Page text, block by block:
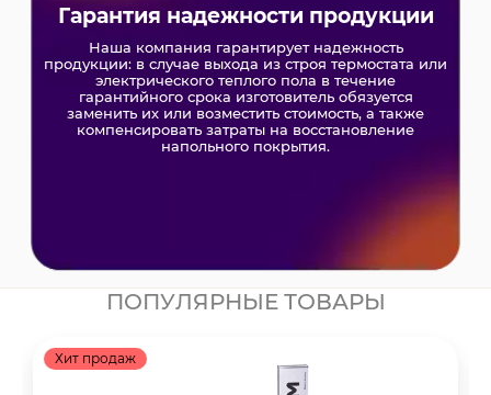
аналогичный товар дешевле — сообщите нам и
получите на него
дополнительную скидку 5%
Обеспечиваемкачественную сервисную
поддержкунаших клиентов на всех этапах
жизненного цикла оборудования
Гарантия надежности продукции
Наша компания гарантирует надежность
продукции: в случае выхода из строя термостата или
электрического теплого пола в течение
гарантийного срока изготовитель обязуется
заменить их или возместить стоимость, а также
компенсировать затраты на восстановление
напольного покрытия.
ПОПУЛЯРНЫЕ ТОВАРЫ
Хит продаж